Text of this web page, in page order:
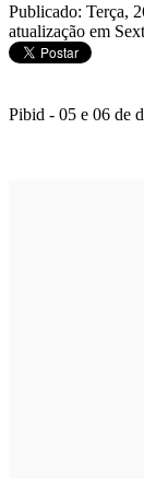
Publicado: Terça,
atualização em
Pibid - 05 e 06 de